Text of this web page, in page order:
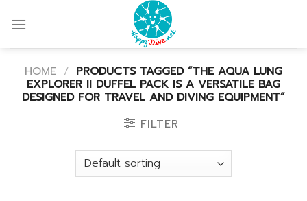
HOME / PRODUCTS TAGGED “THE AQUA LUNG
EXPLORER II DUFFEL PACK IS A VERSATILE BAG
DESIGNED FOR TRAVEL AND DIVING EQUIPMENT”
FILTER